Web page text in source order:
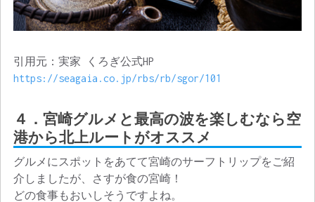
引用元：実家 くろぎ公式HP
https://seagaia.co.jp/rbs/rb/sgor/101
４．宮崎グルメと最高の波を楽しむなら空
港から北上ルートがオススメ
グルメにスポットをあてて宮崎のサーフトリップをご紹
介しましたが、さすが食の宮崎！
どの食事もおいしそうですよね。